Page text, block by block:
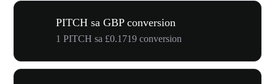
PITCH sa GBP conversion
1 PITCH sa £0.1719 conversion